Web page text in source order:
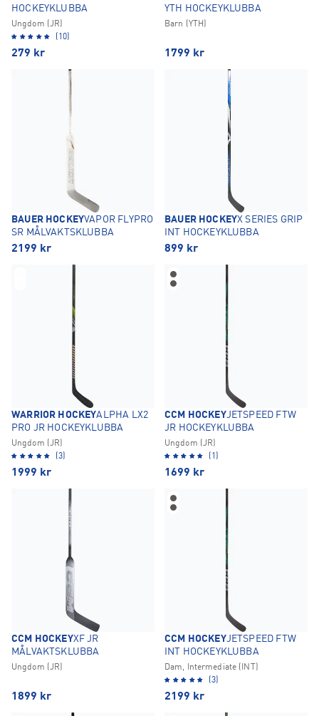
HOCKEYKLUBBA
Ungdom (JR)
(10)
279 kr
YTH HOCKEYKLUBBA
Barn (YTH)
1799 kr
BAUER HOCKEYVAPOR FLYPRO
SR MÅLVAKTSKLUBBA
2199 kr
BAUER HOCKEYX SERIES GRIP
INT HOCKEYKLUBBA
899 kr
WARRIOR HOCKEYALPHA LX2
PRO JR HOCKEYKLUBBA
Ungdom (JR)
(3)
1999 kr
CCM HOCKEYJETSPEED FTW
JR HOCKEYKLUBBA
Ungdom (JR)
(1)
1699 kr
CCM HOCKEYXF JR
MÅLVAKTSKLUBBA
Ungdom (JR)
1899 kr
CCM HOCKEYJETSPEED FTW
INT HOCKEYKLUBBA
Dam, Intermediate (INT)
(3)
2199 kr